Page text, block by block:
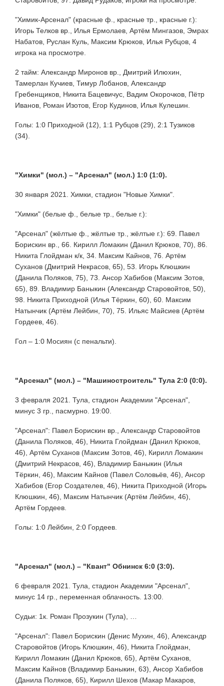
"Химик-Арсенал" (красные ф., красные тр., красные г.):
Игорь Телков вр., Илья Ермолаев, Артём Мингазов, Эмрах
Набатов, Руслан Куль, Максим Крюков, Илья Рубцов, 4
игрока на просмотре.
2 тайм: Александр Миронов вр., Дмитрий Илюхин,
Тамерлан Кучиев, Тимур Лобанов, Александр
Гребенщиков, Никита Бацевичус, Вадим Окорочков, Пётр
Иванов, Роман Изотов, Егор Кудинов, Илья Кулешин.
Голы: 1:0 Приходной (12), 1:1 Рубцов (29), 2:1 Тузиков
(34).
"Химки" (мол.) – "Арсенал" (мол.) 1:0 (1:0).
30 января 2021. Химки, стадион "Новые Химки".
"Химки" (белые ф., белые тр., белые г.):
"Арсенал" (жёлтые ф., жёлтые тр., жёлтые г.): 69. Павел
Борискин вр., 66. Кирилл Ломакин (Данил Крюков, 70), 86.
Никита Глойдман к/к, 34. Максим Кайнов, 76. Артём
Суханов (Дмитрий Некрасов, 65), 53. Игорь Клюшкин
(Данила Поляков, 75), 73. Ансор Хабибов (Максим Зотов,
65), 89. Владимир Баныкин (Александр Старовойтов, 50),
98. Никита Приходной (Илья Тёркин, 60), 60. Максим
Натынчик (Артём Лейбин, 70), 75. Ильяс Майсиев (Артём
Гордеев, 46).
Гол – 1:0 Мосиян (с пенальти).
"Арсенал" (мол.) – "Машиностроитель" Тула 2:0 (0:0).
3 февраля 2021. Тула, стадион Академии "Арсенал",
минус 3 гр., пасмурно. 19:00.
"Арсенал": Павел Борискин вр., Александр Старовойтов
(Данила Поляков, 46), Никита Глойдман (Данил Крюков,
46), Артём Суханов (Максим Зотов, 46), Кирилл Ломакин
(Дмитрий Некрасов, 46), Владимир Баныкин (Илья
Тёркин, 46), Максим Кайнов (Павел Соловьёв, 46), Ансор
Хабибов (Егор Создателев, 46), Никита Приходной (Игорь
Клюшкин, 46), Максим Натынчик (Артём Лейбин, 46),
Артём Гордеев.
Голы: 1:0 Лейбин, 2:0 Гордеев.
"Арсенал" (мол.) – "Квант" Обнинск 6:0 (3:0).
6 февраля 2021. Тула, стадион Академии "Арсенал",
минус 14 гр., переменная облачность. 13:00.
Судьи: 1к. Роман Прозукин (Тула), …
"Арсенал": Павел Борискин (Денис Мухин, 46), Александр
Старовойтов (Игорь Клюшкин, 46), Никита Глойдман,
Кирилл Ломакин (Данил Крюков, 65), Артём Суханов,
Максим Кайнов (Владимир Баныкин, 63), Ансор Хабибов
(Данила Поляков, 65), Кирилл Шехов (Макар Макаров,